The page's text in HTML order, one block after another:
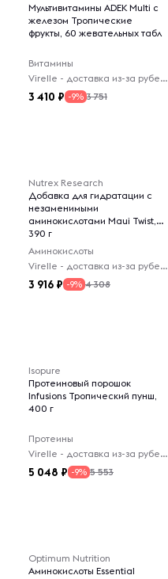
Мультивитамины ADEK Multi с
железом Тропические
фрукты, 60 жевательных табл
Витамины
Virelle - доставка из-за рубежа
3 410 -9% 3 751
Nutrex Research
Добавка для гидратации с
незаменимыми
аминокислотами Maui Twist,
390 г
Аминокислоты
Virelle - доставка из-за рубежа
3 916 -9% 4 308
Isopure
Протеиновый порошок
Infusions Тропический пунш,
400 г
Протеины
Virelle - доставка из-за рубежа
5 048 -9% 5 553
Optimum Nutrition
Аминокислоты Essential